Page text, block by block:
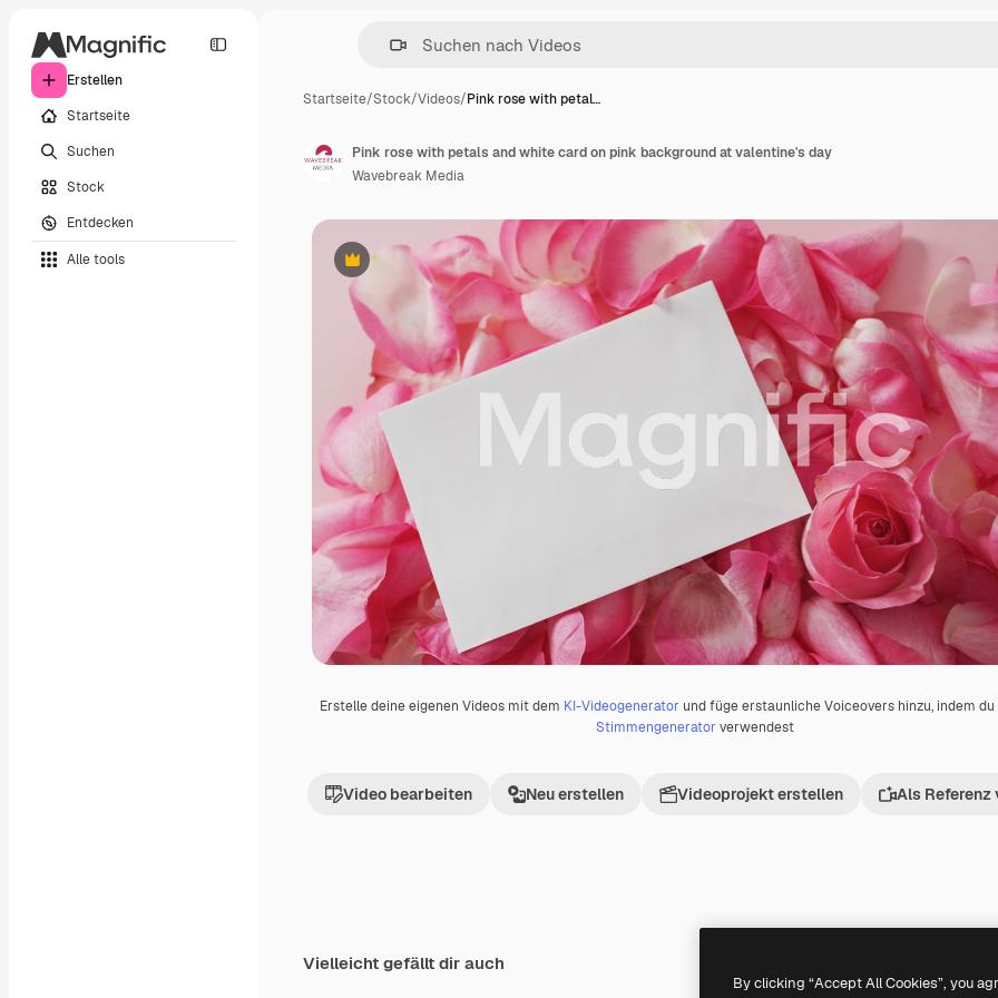
Erstellen
Startseite
Suchen
Stock
Entdecken
Alle tools
Startseite/Stock/Videos/Pink rose with petal…
Premium
Erstelle deine eigenen Videos mit dem KI-Videogenerator und füge erstaunliche Voiceovers hinzu, indem du
Stimmengenerator verwendest
Video bearbeiten Neu erstellen Videoprojekt erstellen Als Referenz
Pink rose with petals and white card on pink background at valentine's day
Wavebreak Media
Vielleicht gefällt dir auch
Generiert von KI
By clicking “Accept All Cookies”, you